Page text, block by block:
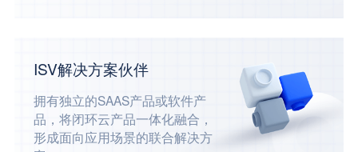
ISV解决方案伙伴
拥有独立的SAAS产品或软件产
品，将闭环云产品一体化融合，
形成面向应用场景的联合解决方